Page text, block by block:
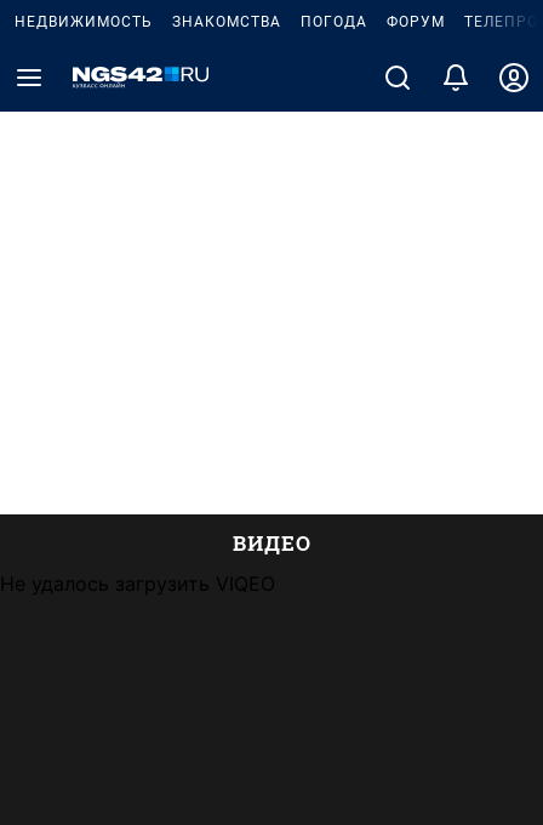
НЕДВИЖИМОСТЬ ЗНАКОМСТВА ПОГОДА ФОРУМ
ВИДЕО
Не удалось загрузить VIQEO